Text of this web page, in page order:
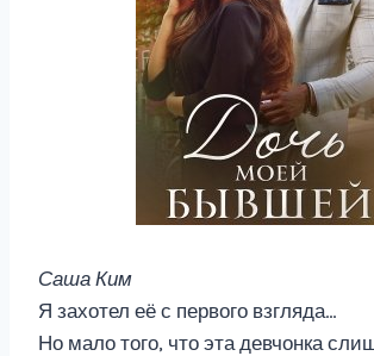
Саша Ким
Я захотел её с первого взгляда…
Но мало того, что эта девчонка